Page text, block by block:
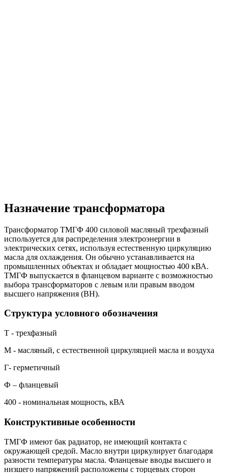
Назначение трансформатора
Трансформатор ТМГФ 400 силовой масляный трехфазный
используется для распределения электроэнергии в
электрических сетях, используя естественную циркуляцию
масла для охлаждения. Он обычно устанавливается на
промышленных объектах и обладает мощностью 400 кВА.
ТМГФ выпускается в фланцевом варианте с возможностью
выбора трансформаторов с левым или правым вводом
высшего напряжения (ВН).
Структура условного обозначения
Т - трехфазный
М - масляный, с естественной циркуляцией масла и воздуха
Г- герметичный
Ф – фланцевый
400 - номинальная мощность, кВА
Конструктивные особенности
ТМГФ имеют бак радиатор, не имеющий контакта с
окружающей средой. Масло внутри циркулирует благодаря
разности температуры масла. Фланцевые вводы высшего и
низшего напряжений расположены с торцевых сторон